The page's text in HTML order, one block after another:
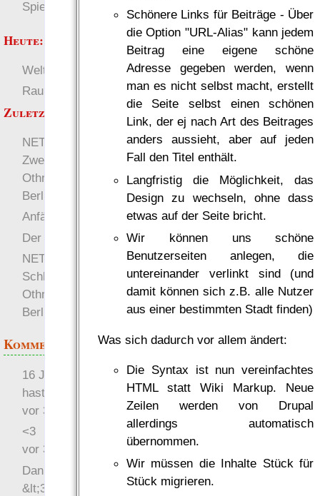
Schönere Links für Beiträge - Über
die Option "URL-Alias" kann jedem
Beitrag eine eigene schöne
Adresse gegeben werden, wenn
man es nicht selbst macht, erstellt
die Seite selbst einen schönen
Link, der ej nach Art des Beitrages
anders aussieht, aber auf jeden
Fall den Titel enthält.
Langfristig die Möglichkeit, das
Design zu wechseln, ohne dass
etwas auf der Seite bricht.
Wir können uns schöne
Benutzerseiten anlegen, die
untereinander verlinkt sind (und
damit können sich z.B. alle Nutzer
aus einer bestimmten Stadt finden)
Was sich dadurch vor allem ändert:
Die Syntax ist nun vereinfachtes
HTML statt Wiki Markup. Neue
Zeilen werden von Drupal
allerdings automatisch
übernommen.
Wir müssen die Inhalte Stück für
Stück migrieren.
Spielwelten
Heute:
Welten
RaumZeit
±W6 (Würfel)
Zuletzt angezeigt:
NETFEED 2.894,92:
Zweite Runde: Yaith
Othrulu gegen Reile
Berlui
Anfänger
Der Schleier: Fraktionen
NETFEED 2.894,83:
Schlagabtausch: Yaith
Othrulu gegen Reile
Berlui
Kommentare
16 Jahre später: mist, du
hast Recht …
vor 31 Wochen 3 Tage
<3
vor 34 Wochen 4 Tage
Danke für das Statement
&lt;3